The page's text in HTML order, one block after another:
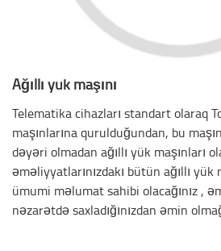
Ağıllı yük maşını
Telematika cihazları standart olaraq
maşınlarına qurulduğundan, bu
dəyəri olmadan ağıllı yük maşınları
əməliyyatlarınızdakı bütün ağıllı yük
ümumi məlumat sahibi olacağınız ,
nəzarətdə saxladığınızdan əmin